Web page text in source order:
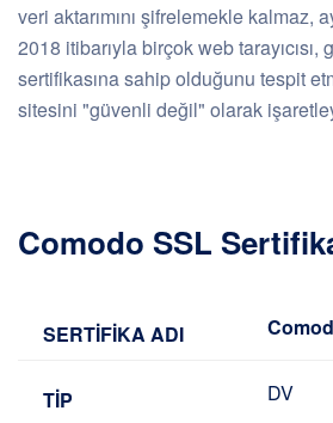
veri aktarımını şifrelemekle kalmaz,
2018 itibarıyla birçok web
sertifikasına sahip olduğunu tespit
sitesini "güvenli değil" olarak
Comodo SSL
DV